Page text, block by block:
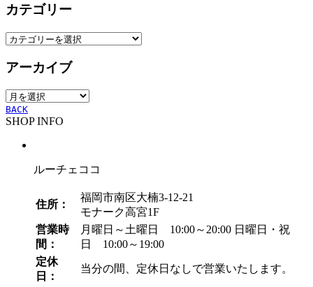
カテゴリー
カ
ゴ
ー
アーカイブ
ア
ー
カ
BACK
SHOP INFO
ルーチェココ
住所：
福岡市南区大楠3-12-21
モナーク高宮1F
営業時
間：
月曜日～土曜日 10:00～20:00 日曜日・祝
日 10:00～19:00
定休
日：
当分の間、定休日なしで営業いたします。